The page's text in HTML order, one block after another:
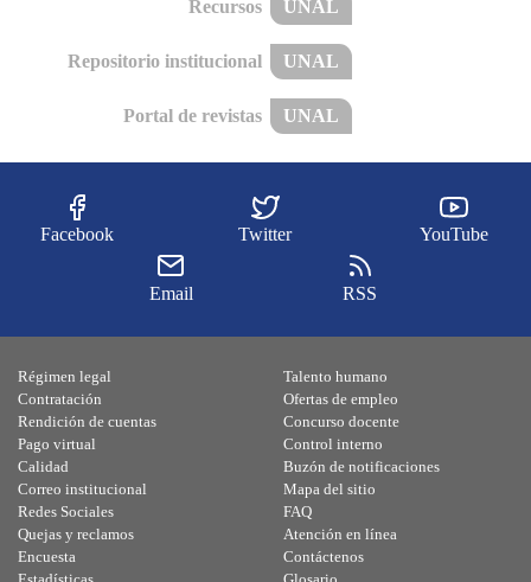
Recursos UNAL
Repositorio institucional UNAL
Portal de revistas UNAL
Facebook Twitter YouTube
Email RSS
Régimen legal
Contratación
Rendición de cuentas
Pago virtual
Calidad
Talento humano
Ofertas de empleo
Concurso docente
Control interno
Buzón de notificaciones
Correo institucional
Redes Sociales
Quejas y reclamos
Encuesta
Mapa del sitio
FAQ
Atención en línea
Contáctenos